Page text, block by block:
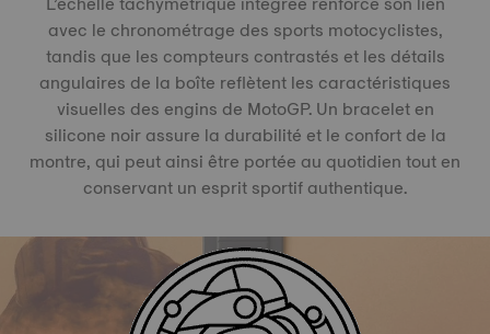
avec le chronométrage des sports motocyclistes,
tandis que les compteurs contrastés et les détails
angulaires de la boîte reflètent les caractéristiques
visuelles des engins de MotoGP. Un bracelet en
silicone noir assure la durabilité et le confort de la
montre, qui peut ainsi être portée au quotidien tout en
conservant un esprit sportif authentique.